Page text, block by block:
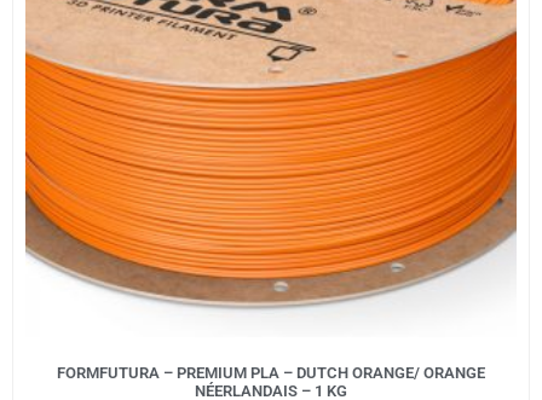
FORMFUTURA – PREMIUM PLA – DUTCH ORANGE/ ORANGE
NÉERLANDAIS – 1 KG